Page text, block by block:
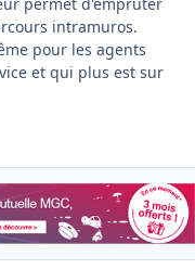
intramuros.
pour les agents
et qui plus est sur